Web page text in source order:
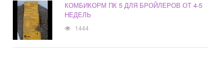
КОМБИКОРМ ПК 5 ДЛЯ БРОЙЛЕРОВ ОТ 4-5
НЕДЕЛЬ
1444